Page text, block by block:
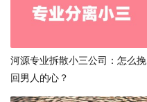
河源专业拆散小三公司：怎么挽
回男人的心？